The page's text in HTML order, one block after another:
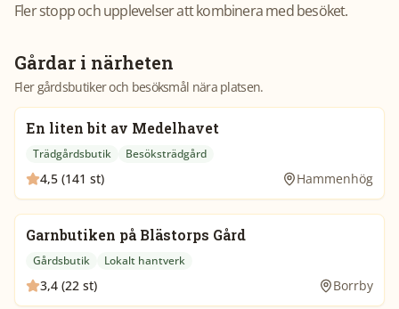
Fler stopp och upplevelser att kombinera med besöket.
Gårdar i närheten
Fler gårdsbutiker och besöksmål nära platsen.
En liten bit av Medelhavet
Trädgårdsbutik Besöksträdgård
4,5 (141 st) Hammenhög
Garnbutiken på Blästorps Gård
Gårdsbutik Lokalt hantverk
3,4 (22 st) Borrby